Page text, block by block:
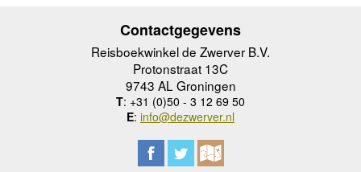
Contactgegevens
Reisboekwinkel de Zwerver B.V.
Protonstraat 13C
9743 AL Groningen
T: +31 (0)50 - 3 12 69 50
E: info@dezwerver.nl